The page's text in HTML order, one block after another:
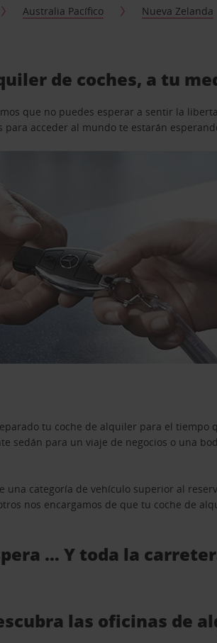
Australia Pacífico Nueva Zelanda
de coches, a tu
que no puedes esperar a sentir la
acceder al mundo te estarán
tu coche de alquiler para el
sedán para un viaje de negocios o una
una categoría de vehículo superior al
nos encargamos de que tu coche de
… Y toda la
las oficinas de